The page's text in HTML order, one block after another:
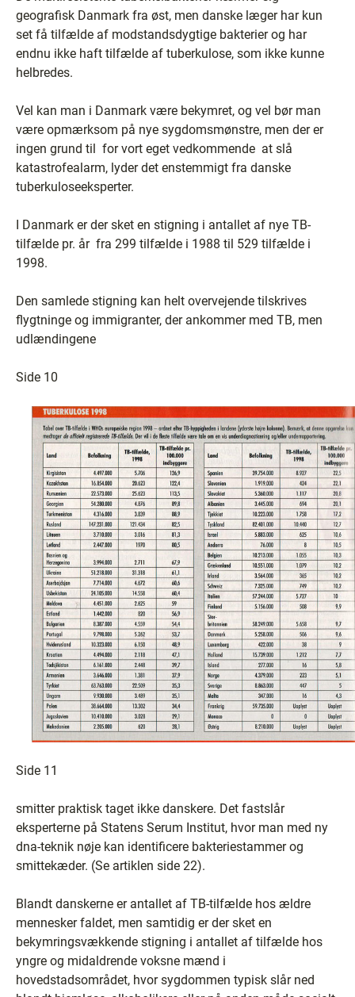
geografisk Danmark fra øst, men danske læger har kun
set få tilfælde af modstandsdygtige bakterier og har
endnu ikke haft tilfælde af tuberkulose, som ikke kunne
helbredes.
Vel kan man i Danmark være bekymret, og vel bør man
være opmærksom på nye sygdomsmønstre, men der er
ingen grund til ­ for vort eget vedkommende ­ at slå
katastrofealarm, lyder det enstemmigt fra danske
tuberkuloseeksperter.
I Danmark er der sket en stigning i antallet af nye TB-
tilfælde pr. år ­ fra 299 tilfælde i 1988 til 529 tilfælde i
1998.
Den samlede stigning kan helt overvejende tilskrives
flygtninge og immigranter, der ankommer med TB, men
udlændingene
Side 10
Side 11
smitter praktisk taget ikke danskere. Det fastslår
eksperterne på Statens Serum Institut, hvor man med ny
dna-teknik nøje kan identificere bakteriestammer og
smittekæder. (Se artiklen side 22).
Blandt danskerne er antallet af TB-tilfælde hos ældre
mennesker faldet, men samtidig er der sket en
bekymringsvækkende stigning i antallet af tilfælde hos
yngre og midaldrende voksne mænd i
hovedstadsområdet, hvor sygdommen typisk slår ned